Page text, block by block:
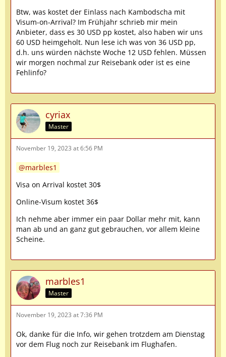
Btw, was kostet der Einlass nach Kambodscha mit
Visum-on-Arrival? Im Frühjahr schrieb mir mein
Anbieter, dass es 30 USD pp kostet, also haben wir uns
60 USD heimgeholt. Nun lese ich was von 36 USD pp,
d.h. uns würden nächste Woche 12 USD fehlen. Müssen
wir morgen nochmal zur Reisebank oder ist es eine
Fehlinfo?
cyriax
Master
November 19, 2023 at 6:56 PM
marbles1
Visa on Arrival kostet 30$
Online-Visum kostet 36$
Ich nehme aber immer ein paar Dollar mehr mit, kann
man ab und an ganz gut gebrauchen, vor allem kleine
Scheine.
marbles1
Master
November 19, 2023 at 7:36 PM
Ok, danke für die Info, wir gehen trotzdem am Dienstag
vor dem Flug noch zur Reisebank im Flughafen.